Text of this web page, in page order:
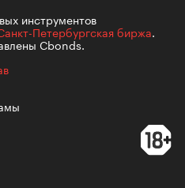
инструментов
Петербургская биржа.
Cbonds.